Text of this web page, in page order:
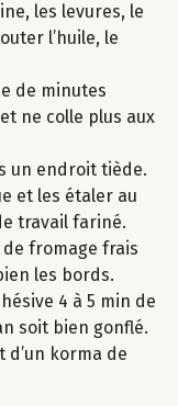
les levures, le
l’huile, le
de minutes
ne colle plus aux
un endroit tiède.
et les étaler au
travail fariné.
fromage frais
les bords.
4 à 5 min de
soit bien gonflé.
d’un korma de